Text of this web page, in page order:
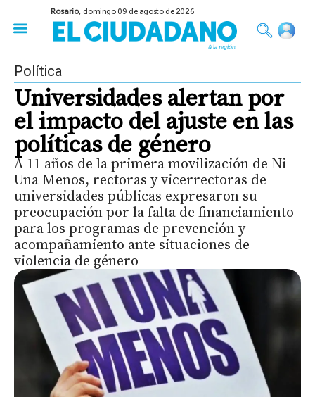
Rosario, domingo 09 de agosto de 2026
Política
Universidades alertan por
el impacto del ajuste en las
políticas de género
A 11 años de la primera movilización de Ni
Una Menos, rectoras y vicerrectoras de
universidades públicas expresaron su
preocupación por la falta de financiamiento
para los programas de prevención y
acompañamiento ante situaciones de
violencia de género